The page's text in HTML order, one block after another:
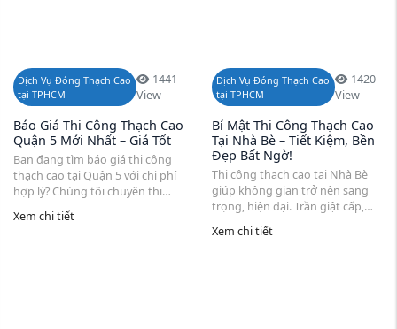
Dịch Vụ Đóng Thạch Cao
tại TPHCM
1441
View
Báo Giá Thi Công Thạch Cao
Quận 5 Mới Nhất – Giá Tốt
Bạn đang tìm báo giá thi công
thạch cao tại Quận 5 với chi phí
hợp lý? Chúng tôi chuyên thi
công trần thạch cao, vách thạch
cao cách âm, thạch cao chống
Xem chi tiết
Dịch Vụ Đóng Thạch Cao
tại TPHCM
1420
View
Bí Mật Thi Công Thạch Cao
Tại Nhà Bè – Tiết Kiệm, Bền
Đẹp Bất Ngờ!
Thi công thạch cao tại Nhà Bè
giúp không gian trở nên sang
trọng, hiện đại. Trần giật cấp,
trần thả, trần chìm hay vách
ngăn thạch cao đều mang đến
Xem chi tiết